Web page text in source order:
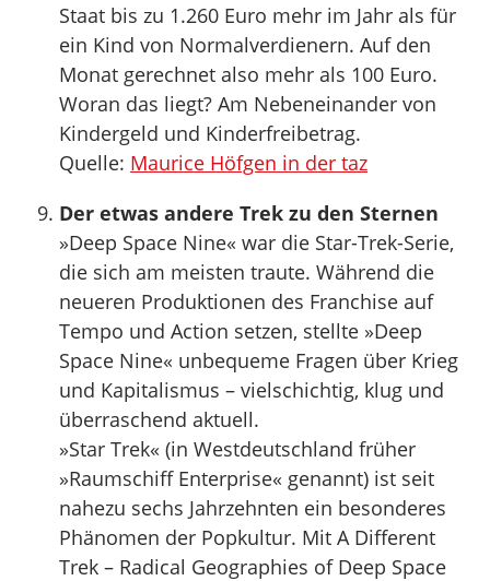
Staat bis zu 1.260 Euro mehr im Jahr als für
ein Kind von Normalverdienern. Auf den
Monat gerechnet also mehr als 100 Euro.
Woran das liegt? Am Nebeneinander von
Kindergeld und Kinderfreibetrag.
Quelle: Maurice Höfgen in der taz
Der etwas andere Trek zu den Sternen
»Deep Space Nine« war die Star-Trek-Serie,
die sich am meisten traute. Während die
neueren Produktionen des Franchise auf
Tempo und Action setzen, stellte »Deep
Space Nine« unbequeme Fragen über Krieg
und Kapitalismus – vielschichtig, klug und
überraschend aktuell.
»Star Trek« (in Westdeutschland früher
»Raumschiff Enterprise« genannt) ist seit
nahezu sechs Jahrzehnten ein besonderes
Phänomen der Popkultur. Mit A Different
Trek – Radical Geographies of Deep Space